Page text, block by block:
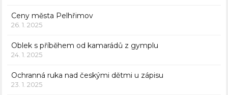
Ceny města Pelhřimov
26. 1. 2025
Oblek s příběhem od kamarádů z gymplu
24. 1. 2025
Ochranná ruka nad českými dětmi u zápisu
23. 1. 2025